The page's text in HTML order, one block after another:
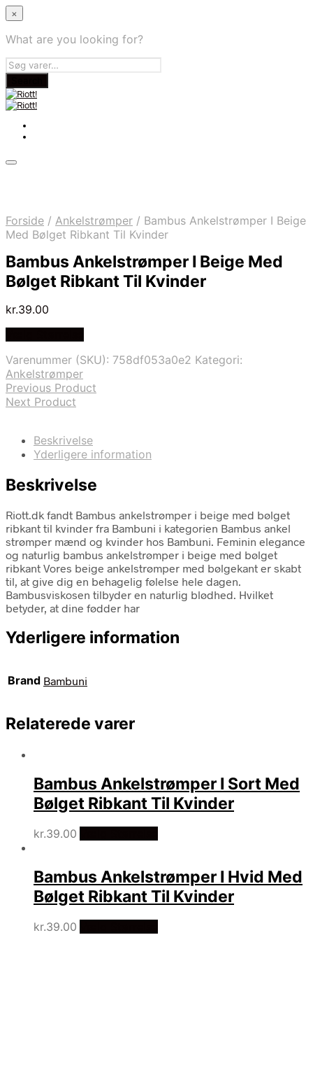
×
What are you looking for?
Forside / Ankelstrømper / Bambus Ankelstrømper I Beige
Med Bølget Ribkant Til Kvinder
Bambus Ankelstrømper I Beige Med
Bølget Ribkant Til Kvinder
kr.39.00
Varenummer (SKU): 758df053a0e2 Kategori:
Ankelstrømper
Previous Product
Next Product
Beskrivelse
Yderligere information
Beskrivelse
Riott.dk fandt Bambus ankelstrømper i beige med bølget
ribkant til kvinder fra Bambuni i kategorien Bambus ankel
strømper mænd og kvinder hos Bambuni. Feminin elegance
og naturlig bambus ankelstrømper i beige med bølget
ribkant Vores beige ankelstrømper med bølgekant er skabt
til, at give dig en behagelig følelse hele dagen.
Bambusviskosen tilbyder en naturlig blødhed. Hvilket
betyder, at dine fødder har
Yderligere information
Brand Bambuni
Relaterede varer
Bambus Ankelstrømper I Sort Med
Bølget Ribkant Til Kvinder
kr.39.00
Bambus Ankelstrømper I Hvid Med
Bølget Ribkant Til Kvinder
kr.39.00